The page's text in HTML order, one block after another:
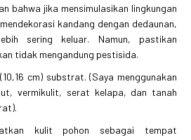
bahwa jika mensimulasikan lingkungan
kandang dengan dedaunan,
sering keluar. Namun, pastikan
tidak mengandung pestisida.
cm) substrat. (Saya menggunakan
vermikulit, serat kelapa, dan tanah
kulit pohon sebagai tempat